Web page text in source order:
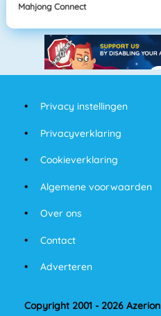
Mahjong Connect
Privacy instellingen
Privacyverklaring
Cookieverklaring
Algemene voorwaarden
Over ons
Contact
Adverteren
Copyright 2001 - 2026 Azerion